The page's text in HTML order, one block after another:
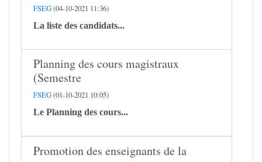
FSEG(04-10-2021 11:36)
La liste des candidats...
Planning des cours magistraux
(Semestre
FSEG(01-10-2021 10:05)
Le Planning des cours...
Promotion des enseignants de la